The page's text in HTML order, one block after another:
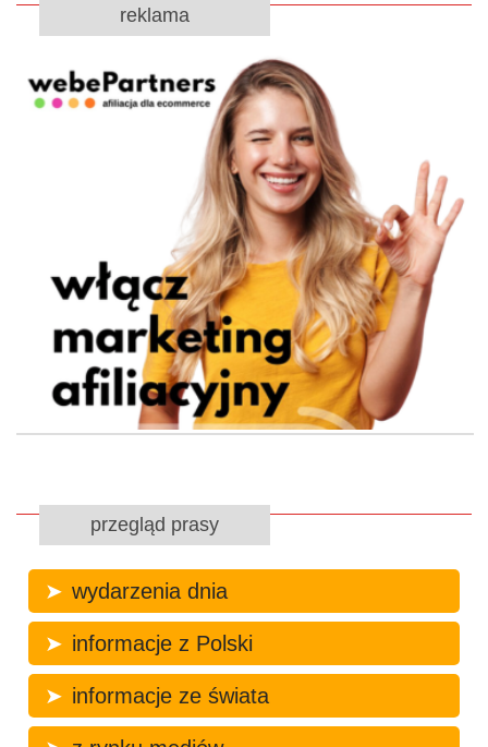
reklama
przegląd prasy
wydarzenia dnia
informacje z Polski
informacje ze świata